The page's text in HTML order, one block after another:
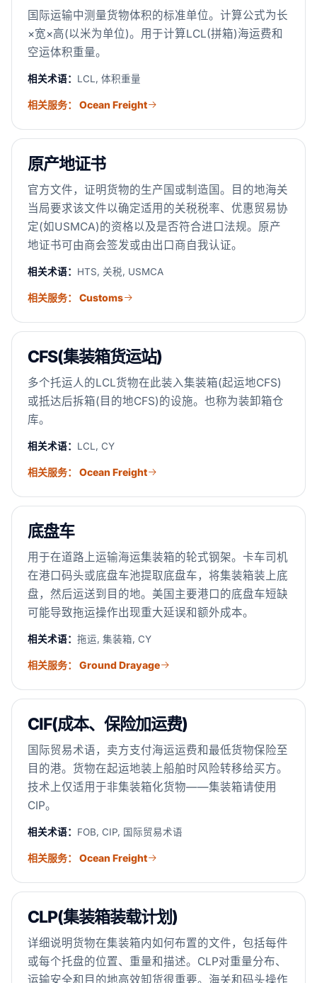
国际运输中测量货物体积的标准单位。计算公式为长
×宽×高(以米为单位)。用于计算LCL(拼箱)海运费和
空运体积重量。
相关术语： LCL, 体积重量
相关服务： Ocean Freight
原产地证书
官方文件，证明货物的生产国或制造国。目的地海关
当局要求该文件以确定适用的关税税率、优惠贸易协
定(如USMCA)的资格以及是否符合进口法规。原产
地证书可由商会签发或由出口商自我认证。
相关术语： HTS, 关税, USMCA
相关服务： Customs
CFS(集装箱货运站)
多个托运人的LCL货物在此装入集装箱(起运地CFS)
或抵达后拆箱(目的地CFS)的设施。也称为装卸箱仓
库。
相关术语： LCL, CY
相关服务： Ocean Freight
底盘车
用于在道路上运输海运集装箱的轮式钢架。卡车司机
在港口码头或底盘车池提取底盘车，将集装箱装上底
盘，然后运送到目的地。美国主要港口的底盘车短缺
可能导致拖运操作出现重大延误和额外成本。
相关术语： 拖运, 集装箱, CY
相关服务： Ground Drayage
CIF(成本、保险加运费)
国际贸易术语，卖方支付海运运费和最低货物保险至
目的港。货物在起运地装上船舶时风险转移给买方。
技术上仅适用于非集装箱化货物——集装箱请使用
CIP。
相关术语： FOB, CIP, 国际贸易术语
相关服务： Ocean Freight
CLP(集装箱装载计划)
详细说明货物在集装箱内如何布置的文件，包括每件
或每个托盘的位置、重量和描述。CLP对重量分布、
运输安全和目的地高效卸货很重要。海关和码头操作